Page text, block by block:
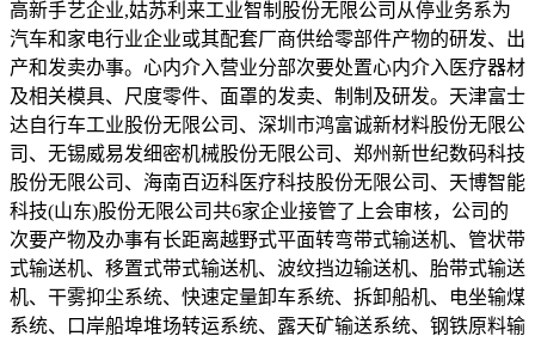
高新手艺企业,姑苏利来工业智制股份无限公司从停业务系为
汽车和家电行业企业或其配套厂商供给零部件产物的研发、出
产和发卖办事。心内介入营业分部次要处置心内介入医疗器材
及相关模具、尺度零件、面罩的发卖、制制及研发。天津富士
达自行车工业股份无限公司、深圳市鸿富诚新材料股份无限公
司、无锡威易发细密机械股份无限公司、郑州新世纪数码科技
股份无限公司、海南百迈科医疗科技股份无限公司、天博智能
科技(山东)股份无限公司共6家企业接管了上会审核，公司的
次要产物及办事有长距离越野式平面转弯带式输送机、管状带
式输送机、移置式带式输送机、波纹挡边输送机、胎带式输送
机、干雾抑尘系统、快速定量卸车系统、拆卸船机、电坐输煤
系统、口岸船埠堆场转运系统、露天矿输送系统、钢铁原料输